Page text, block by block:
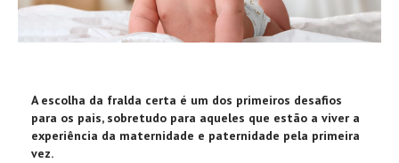
A escolha da fralda certa é um dos primeiros desafios
para os pais, sobretudo para aqueles que estão a viver a
experiência da maternidade e paternidade pela primeira
vez.